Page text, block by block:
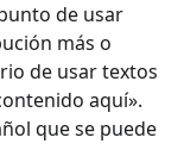
de usar
más o
de usar textos
aquí».
que se puede